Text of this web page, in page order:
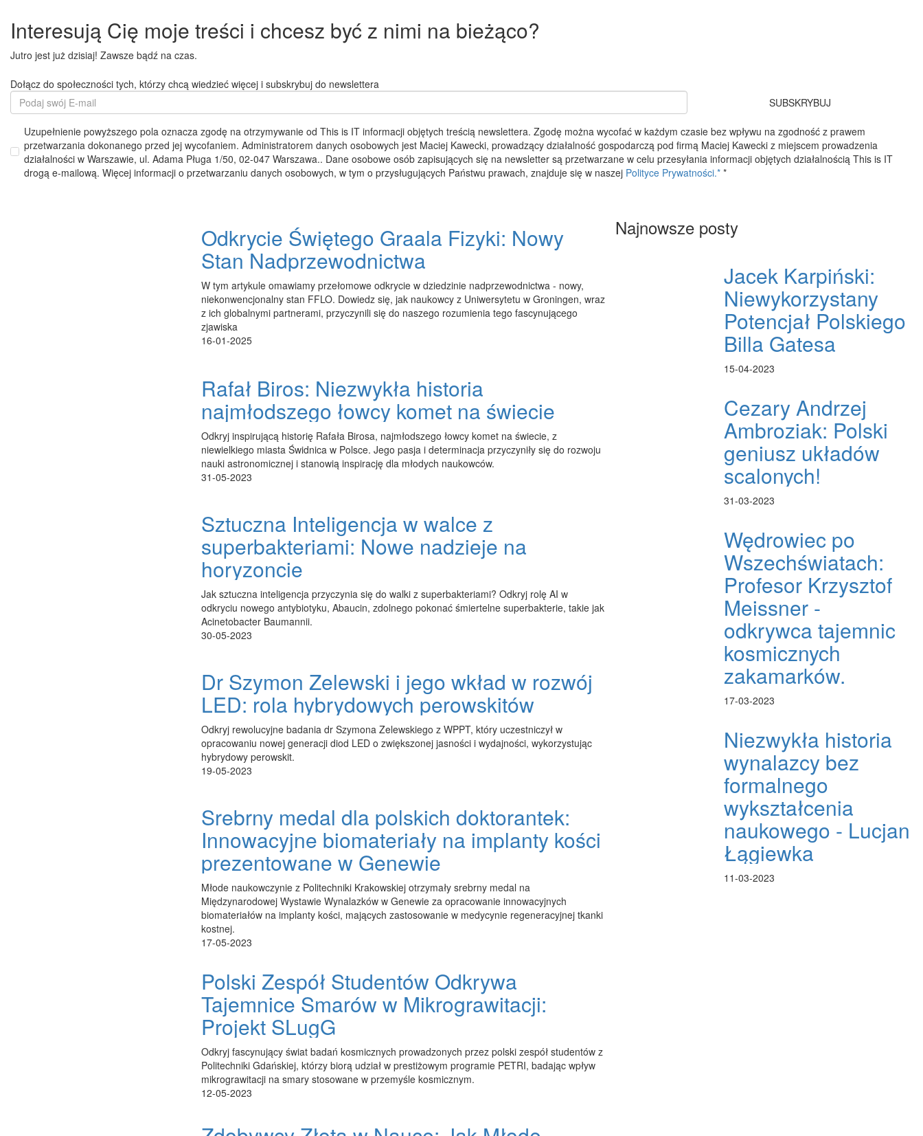
Interesują Cię moje treści i chcesz być z nimi na bieżąco?
Jutro jest już dzisiaj! Zawsze bądź na czas.
Dołącz do społeczności tych, którzy chcą wiedzieć więcej i subskrybuj do newslettera
SUBSKRYBUJ
Uzupełnienie powyższego pola oznacza zgodę na otrzymywanie od This is IT informacji objętych treścią newslettera. Zgodę można wycofać w każdym czasie bez wpływu na zgodność z prawem
przetwarzania dokonanego przed jej wycofaniem. Administratorem danych osobowych jest Maciej Kawecki, prowadzący działalność gospodarczą pod firmą Maciej Kawecki z miejscem prowadzenia
działalności w Warszawie, ul. Adama Pługa 1/50, 02-047 Warszawa.. Dane osobowe osób zapisujących się na newsletter są przetwarzane w celu przesyłania informacji objętych działalnością This is IT
drogą e-mailową. Więcej informacji o przetwarzaniu danych osobowych, w tym o przysługujących Państwu prawach, znajduje się w naszej Polityce Prywatności.* *
Odkrycie Świętego Graala Fizyki: Nowy
Stan Nadprzewodnictwa
W tym artykule omawiamy przełomowe odkrycie w dziedzinie nadprzewodnictwa - nowy,
niekonwencjonalny stan FFLO. Dowiedz się, jak naukowcy z Uniwersytetu w Groningen, wraz
z ich globalnymi partnerami, przyczynili się do naszego rozumienia tego fascynującego
zjawiska
16-01-2025
Rafał Biros: Niezwykła historia
najmłodszego łowcy komet na świecie
Odkryj inspirującą historię Rafała Birosa, najmłodszego łowcy komet na świecie, z
niewielkiego miasta Świdnica w Polsce. Jego pasja i determinacja przyczyniły się do rozwoju
nauki astronomicznej i stanowią inspirację dla młodych naukowców.
31-05-2023
Sztuczna Inteligencja w walce z
superbakteriami: Nowe nadzieje na
horyzoncie
Jak sztuczna inteligencja przyczynia się do walki z superbakteriami? Odkryj rolę AI w
odkryciu nowego antybiotyku, Abaucin, zdolnego pokonać śmiertelne superbakterie, takie jak
Acinetobacter Baumannii.
30-05-2023
Dr Szymon Zelewski i jego wkład w rozwój
LED: rola hybrydowych perowskitów
Odkryj rewolucyjne badania dr Szymona Zelewskiego z WPPT, który uczestniczył w
opracowaniu nowej generacji diod LED o zwiększonej jasności i wydajności, wykorzystując
hybrydowy perowskit.
19-05-2023
Srebrny medal dla polskich doktorantek:
Innowacyjne biomateriały na implanty kości
prezentowane w Genewie
Młode naukowczynie z Politechniki Krakowskiej otrzymały srebrny medal na
Międzynarodowej Wystawie Wynalazków w Genewie za opracowanie innowacyjnych
biomateriałów na implanty kości, mających zastosowanie w medycynie regeneracyjnej tkanki
kostnej.
17-05-2023
Polski Zespół Studentów Odkrywa
Tajemnice Smarów w Mikrograwitacji:
Projekt SLugG
Odkryj fascynujący świat badań kosmicznych prowadzonych przez polski zespół studentów z
Politechniki Gdańskiej, którzy biorą udział w prestiżowym programie PETRI, badając wpływ
mikrograwitacji na smary stosowane w przemyśle kosmicznym.
12-05-2023
Najnowsze posty
Jacek Karpiński:
Niewykorzystany
Potencjał Polskiego
Billa Gatesa
15-04-2023
Cezary Andrzej
Ambroziak: Polski
geniusz układów
scalonych!
31-03-2023
Wędrowiec po
Wszechświatach:
Profesor Krzysztof
Meissner -
odkrywca tajemnic
kosmicznych
zakamarków.
17-03-2023
Niezwykła historia
wynalazcy bez
formalnego
wykształcenia
naukowego - Lucjan
Łągiewka
11-03-2023